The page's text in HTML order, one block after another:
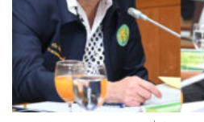
August 6, 2026 - 21:29 โดย
‘สุริยะ-วัชระพล’ ลงพื้นที่ จ.เลย
รับมือน้ำท่วม-น้ำแล้ง จับมือทุกภ
ความมั่นคงด้านน้ำให้ประชาชน-เ